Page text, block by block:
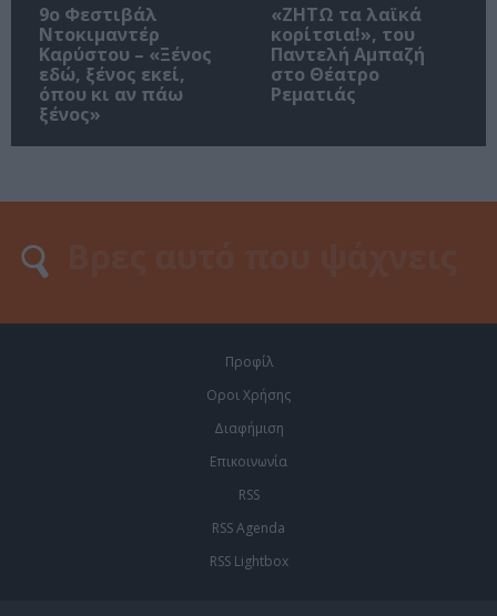
9ο Φεστιβάλ
Ντοκιμαντέρ
Καρύστου – «Ξένος
εδώ, ξένος εκεί,
όπου κι αν πάω
ξένος»
«ΖΗΤΩ τα λαϊκά
κορίτσια!», του
Παντελή Αμπαζή
στο Θέατρο
Ρεματιάς
Προφίλ
Οροι Χρήσης
Διαφήμιση
Επικοινωνία
RSS
RSS Agenda
RSS Lightbox